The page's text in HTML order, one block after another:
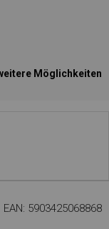
Möglichkeiten
EAN: 5903425068868